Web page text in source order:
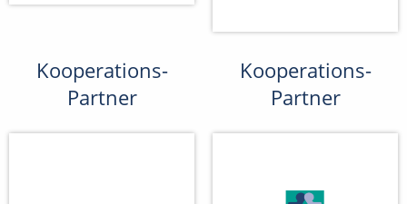
Kooperations-
Partner
Kooperations-
Partner